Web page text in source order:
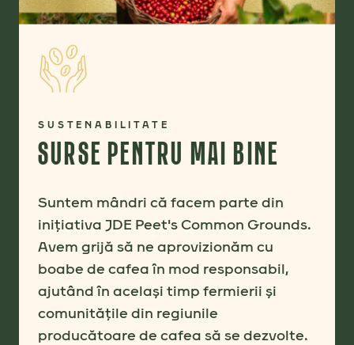
SUSTENABILITATE
SURSE PENTRU MAI BINE
Suntem mândri că facem parte din
inițiativa JDE Peet's Common Grounds.
Avem grijă să ne aprovizionăm cu
boabe de cafea în mod responsabil,
ajutând în același timp fermierii și
comunitățile din regiunile
producătoare de cafea să se dezvolte.